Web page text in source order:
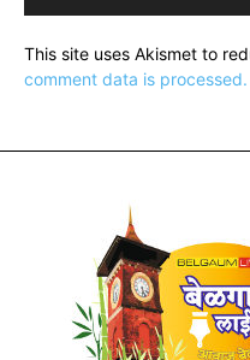
This site uses Akismet to
comment data is processed.